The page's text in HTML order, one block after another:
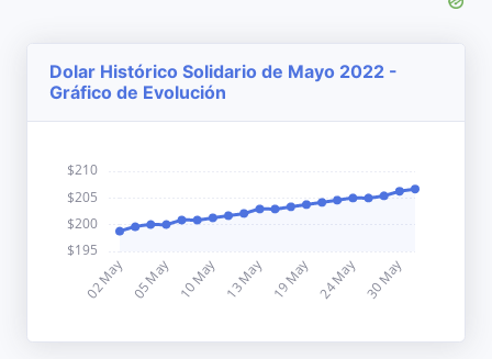
Dolar Histórico Solidario de Mayo 2022 -
Gráfico de Evolución